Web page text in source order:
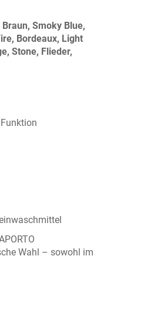
Braun, Smoky Blue,
, Bordeaux, Light
, Stone, Flieder,
Wahl – sowohl im